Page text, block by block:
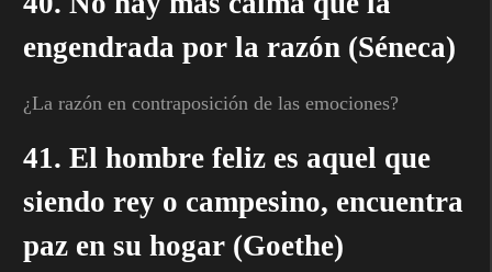
engendrada por la razón (Séneca)
¿La razón en contraposición de las emociones?
41. El hombre feliz es aquel que
siendo rey o campesino, encuentra
paz en su hogar (Goethe)